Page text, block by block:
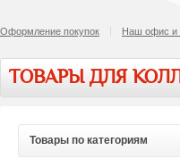
Оформление покупок Наш офис и
ТОВАРЫ ДЛЯ
Товары по категориям